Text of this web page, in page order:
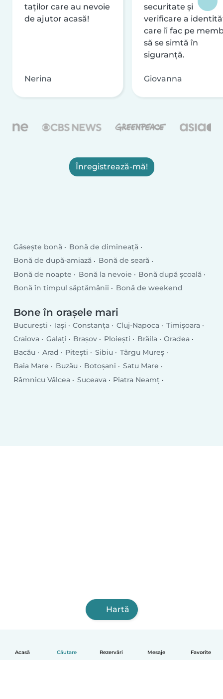
Acasă Căutare Rezervări Mesaje Favorite
taților care au nevoie
de ajutor acasă!
Nerina
securitate și
verificare a
care îi fac pe
să se simtă în
siguranță.
Giovanna
Înregistrează-mă!
Găsește bonă
Bonă de dimineață
Bonă de după-amiază
Bonă de seară
Bonă de noapte
Bonă la nevoie
Bonă după școală
Bonă în timpul săptămânii
Bonă de weekend
Bone în orașele mari
București Iași Constanța Cluj-Napoca
Timișoara
Craiova
Galați Brașov Ploiești Brăila
Oradea
Bacău
Arad Pitești Sibiu
Târgu Mureș
Baia Mare
Buzău Botoșani
Satu Mare
Râmnicu Vâlcea
Suceava
Piatra Neamț
Hartă